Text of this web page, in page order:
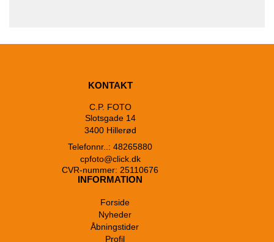
KONTAKT
C.P. FOTO
Slotsgade 14
3400 Hillerød
Telefonnr..: 48265880
cpfoto@click.dk
CVR-nummer: 25110676
INFORMATION
Forside
Nyheder
Åbningstider
Profil